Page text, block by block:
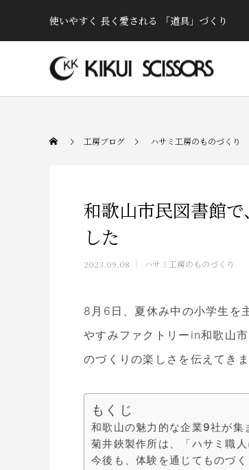
使いやすく 長く愛される 「道具」づくり
工房ブログ ハサミ工房のものづくり
和歌山市民図書館
した
2023.09.08 ハサミ工房のものづくり
8月6日、夏休み中の小学生を
やすみファクトリーin和歌山
のづくりの楽しさを伝えてきま
もくじ
和歌山の魅力的な企業9社が集
菊井鋏製作所は、「ハサミ職
今後も、体験を通じてものづ